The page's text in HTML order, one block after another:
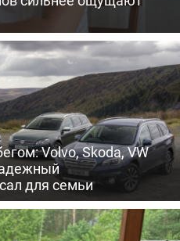
Volvo, Skoda, VW
для семьи